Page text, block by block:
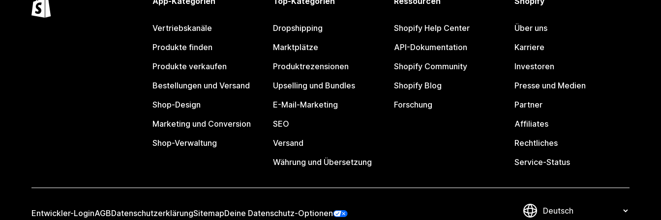
Vertriebskanäle
Produkte finden
Produkte verkaufen
Bestellungen und Versand
Shop-Design
Marketing und Conversion
Shop-Verwaltung
Dropshipping
Marktplätze
Produktrezensionen
Upselling und Bundles
E-Mail-Marketing
SEO
Versand
Währung und Übersetzung
Shopify Help Center
API-Dokumentation
Shopify Community
Shopify Blog
Forschung
Über uns
Karriere
Investoren
Presse und Medien
Partner
Affiliates
Rechtliches
Service-Status
Entwickler-LoginAGBDatenschutzerklärungSitemapDeine Datenschutz-Optionen